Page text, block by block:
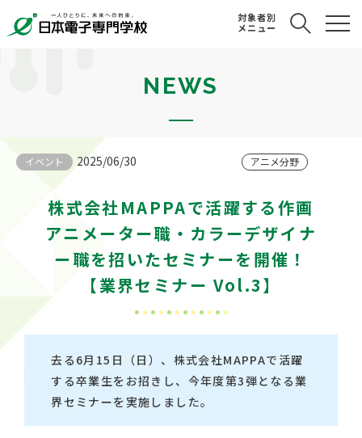
対象者別
メニュー
NEWS
イベント 2025/06/30 アニメ分野
株式会社MAPPAで活躍する作画
アニメーター職・カラーデザイナ
ー職を招いたセミナーを開催！
【業界セミナー Vol.3】
去る6月15日（日）、株式会社MAPPAで活躍
する卒業生をお招きし、今年度第3弾となる業
界セミナーを実施しました。